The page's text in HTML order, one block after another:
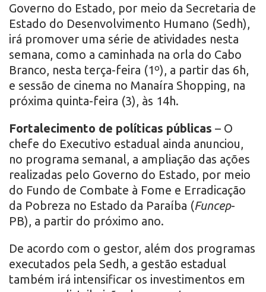
Governo do Estado, por meio da Secretaria de
Estado do Desenvolvimento Humano (Sedh),
irá promover uma série de atividades nesta
semana, como a caminhada na orla do Cabo
Branco, nesta terça-feira (1º), a partir das 6h,
e sessão de cinema no Manaíra Shopping, na
próxima quinta-feira (3), às 14h.
Fortalecimento de políticas públicas – O
chefe do Executivo estadual ainda anunciou,
no programa semanal, a ampliação das ações
realizadas pelo Governo do Estado, por meio
do Fundo de Combate à Fome e Erradicação
da Pobreza no Estado da Paraíba (Funcep-
PB), a partir do próximo ano.
De acordo com o gestor, além dos programas
executados pela Sedh, a gestão estadual
também irá intensificar os investimentos em